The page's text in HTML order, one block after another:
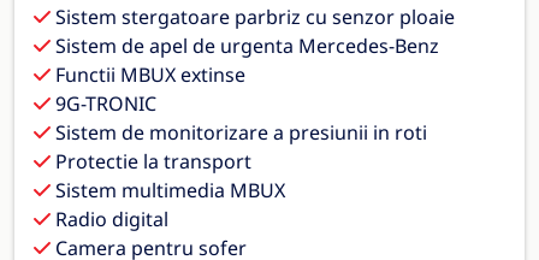
Sistem stergatoare parbriz cu senzor ploaie
Sistem de apel de urgenta Mercedes-Benz
Functii MBUX extinse
9G-TRONIC
Sistem de monitorizare a presiunii in roti
Protectie la transport
Sistem multimedia MBUX
Radio digital
Camera pentru sofer